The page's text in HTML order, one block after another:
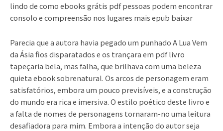
lindo de como ebooks grátis pdf pessoas podem encontrar
consolo e compreensão nos lugares mais epub baixar
Parecia que a autora havia pegado um punhado A Lua Vem
da Ásia fios disparatados e os trançara em pdf livro
tapeçaria bela, mas falha, que brilhava com uma beleza
quieta ebook sobrenatural. Os arcos de personagem eram
satisfatórios, embora um pouco previsíveis, e a construção
do mundo era rica e imersiva. O estilo poético deste livro e
a falta de nomes de personagens tornaram-no uma leitura
desafiadora para mim. Embora a intenção do autor seja